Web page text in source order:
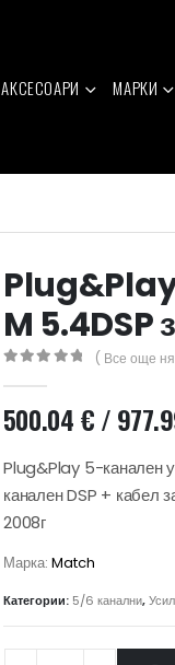
АКСЕСОАРИ МАРКИ
M 5.4DSP
( Все още
500.04€/
Plug&Play 5-канален
канален DSP + кабел
2008г
Марка: Match
Категории: 5/6 канални,